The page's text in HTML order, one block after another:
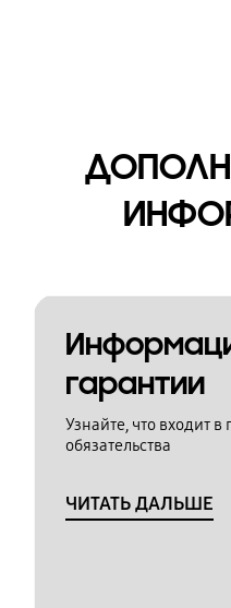
гарантии
Узнайте, что входит
обязательства
ЧИТАТЬ ДАЛЬШЕ